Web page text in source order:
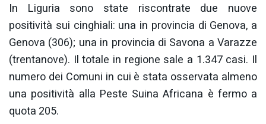
In Liguria sono state riscontrate due nuove
positività sui cinghiali: una in provincia di Genova, a
Genova (306); una in provincia di Savona a Varazze
(trentanove). Il totale in regione sale a 1.347 casi. Il
numero dei Comuni in cui è stata osservata almeno
una positività alla Peste Suina Africana è fermo a
quota 205.